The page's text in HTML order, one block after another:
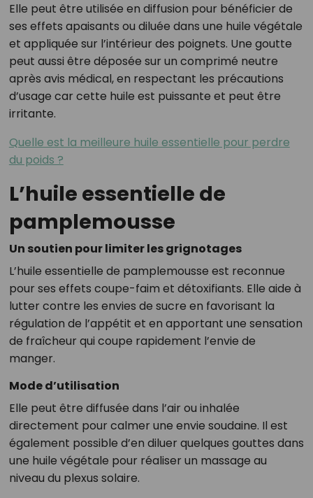
Elle peut être utilisée en diffusion pour bénéficier de
ses effets apaisants ou diluée dans une huile végétale
et appliquée sur l’intérieur des poignets. Une goutte
peut aussi être déposée sur un comprimé neutre
après avis médical, en respectant les précautions
d’usage car cette huile est puissante et peut être
irritante.
Quelle est la meilleure huile essentielle pour perdre
du poids ?
L’huile essentielle de
pamplemousse
Un soutien pour limiter les grignotages
L’huile essentielle de pamplemousse est reconnue
pour ses effets coupe-faim et détoxifiants. Elle aide à
lutter contre les envies de sucre en favorisant la
régulation de l’appétit et en apportant une sensation
de fraîcheur qui coupe rapidement l’envie de
manger.
Mode d’utilisation
Elle peut être diffusée dans l’air ou inhalée
directement pour calmer une envie soudaine. Il est
également possible d’en diluer quelques gouttes dans
une huile végétale pour réaliser un massage au
niveau du plexus solaire.